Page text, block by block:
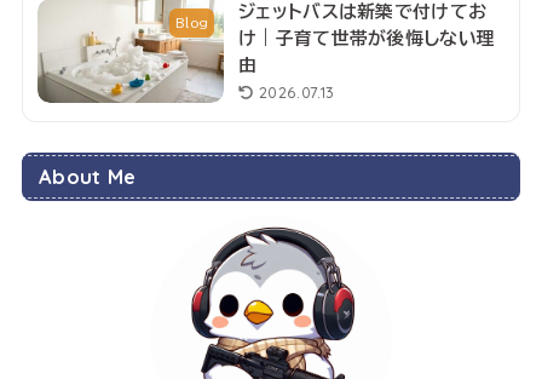
Blog
ジェットバスは新築で付けてお
け｜子育て世帯が後悔しない理
由
2026.07.13
About Me